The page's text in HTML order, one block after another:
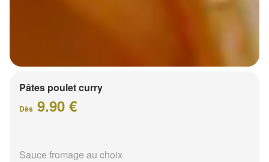
Pâtes poulet curry
Dès 9.90 €
Sauce fromage au choix